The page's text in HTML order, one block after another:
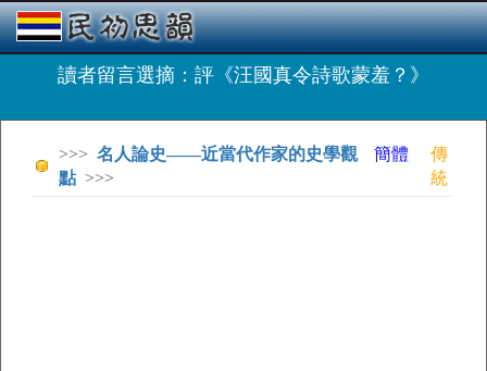
讀者留言選摘：評《汪國真令詩歌蒙羞？》
>>> 名人論史——近當代作家的史學觀
點 >>>
簡體
傳
統